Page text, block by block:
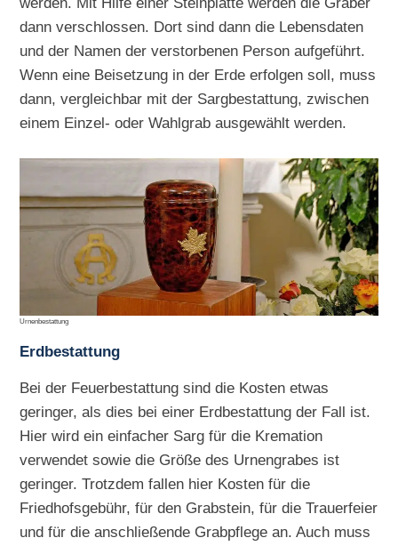
dann verschlossen. Dort sind dann die Lebensdaten
und der Namen der verstorbenen Person aufgeführt.
Wenn eine Beisetzung in der Erde erfolgen soll, muss
dann, vergleichbar mit der Sargbestattung, zwischen
einem Einzel- oder Wahlgrab ausgewählt werden.
Urnenbestattung
Erdbestattung
Bei der Feuerbestattung sind die Kosten etwas
geringer, als dies bei einer Erdbestattung der Fall ist.
Hier wird ein einfacher Sarg für die Kremation
verwendet sowie die Größe des Urnengrabes ist
geringer. Trotzdem fallen hier Kosten für die
Friedhofsgebühr, für den Grabstein, für die Trauerfeier
und für die anschließende Grabpflege an. Auch muss